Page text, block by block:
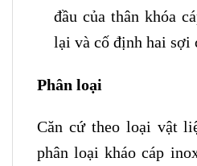
đầu của thân khóa
lại và cố định hai sợi
Phân loại
Căn cứ theo loại vật
phân loại kháo cáp